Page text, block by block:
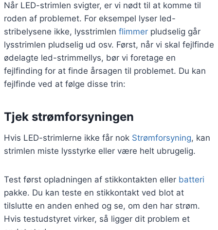
Når LED-strimlen svigter, er vi nødt til at komme til
roden af problemet. For eksempel lyser led-
stribelysene ikke, lysstrimlen flimmer pludselig går
lysstrimlen pludselig ud osv. Først, når vi skal fejlfinde
ødelagte led-strimmellys, bør vi foretage en
fejlfinding for at finde årsagen til problemet. Du kan
fejlfinde ved at følge disse trin:
Tjek strømforsyningen
Hvis LED-strimlerne ikke får nok Strømforsyning, kan
strimlen miste lysstyrke eller være helt ubrugelig.
Test først opladningen af stikkontakten eller batteri
pakke. Du kan teste en stikkontakt ved blot at
tilslutte en anden enhed og se, om den har strøm.
Hvis testudstyret virker, så ligger dit problem et